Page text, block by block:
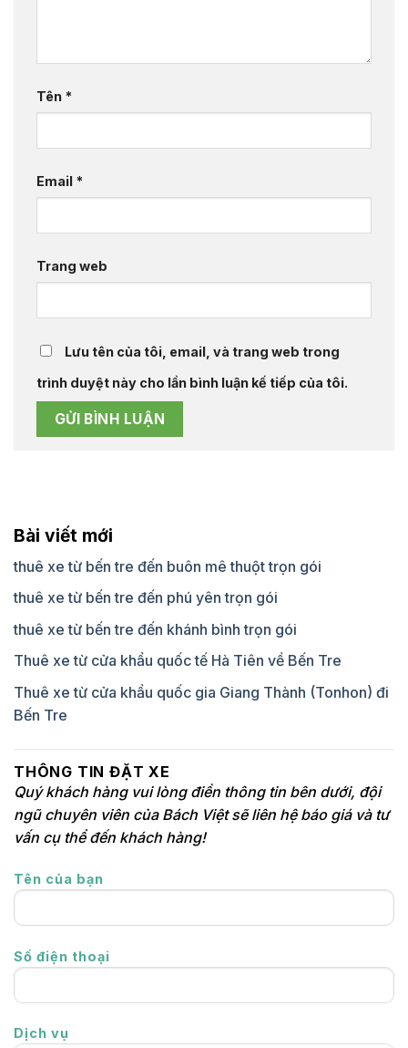
Tên *
Email *
Trang web
Lưu tên của tôi, email, và trang web trong
trình duyệt này cho lần bình luận kế tiếp của tôi.
Bài viết mới
thuê xe từ bến tre đến buôn mê thuột trọn gói
thuê xe từ bến tre đến phú yên trọn gói
thuê xe từ bến tre đến khánh bình trọn gói
Thuê xe từ cửa khẩu quốc tế Hà Tiên về Bến Tre
Thuê xe từ cửa khẩu quốc gia Giang Thành (Tonhon) đi
Bến Tre
THÔNG TIN ĐẶT XE
Quý khách hàng vui lòng điền thông tin bên dưới, đội
ngũ chuyên viên của Bách Việt sẽ liên hệ báo giá và tư
vấn cụ thể đến khách hàng!
Tên của bạn
Số điện thoại
Dịch vụ